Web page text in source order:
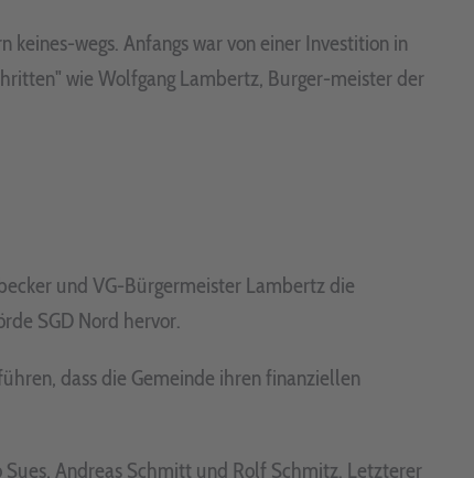
wegs. Anfangs war von einer Investition in
wie Wolfgang Lambertz, Burger-meister der
und VG-Bürgermeister Lambertz die
SGD Nord hervor.
dass die Gemeinde ihren finanziellen
Andreas Schmitt und Rolf Schmitz. Letzterer